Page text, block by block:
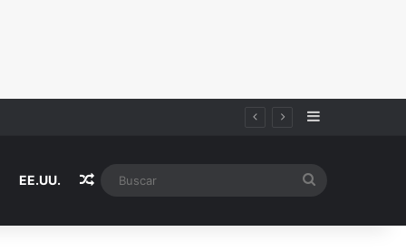
Sidebar
EE.UU. Random Article